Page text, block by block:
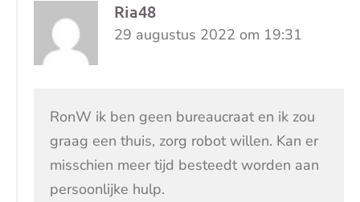
Ria48
29 augustus 2022 om 19:31
RonW ik ben geen bureaucraat en ik zou
graag een thuis, zorg robot willen. Kan er
misschien meer tijd besteedt worden aan
persoonlijke hulp.